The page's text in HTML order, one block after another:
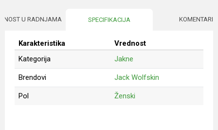
U RADNJAMA SPECIFIKACIJA KOMENTARI
Karakteristika
Vrednost
Kategorija
Jakne
Brendovi Jack Wolfskin
Pol Ženski